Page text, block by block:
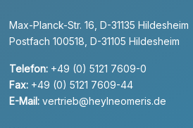
Max-Planck-Str. 16, D-31135 Hildesheim
Postfach 100518, D-31105 Hildesheim
Telefon: +49 (0) 5121 7609-0
Fax: +49 (0) 5121 7609-44
E-Mail: vertrieb@heylneomeris.de